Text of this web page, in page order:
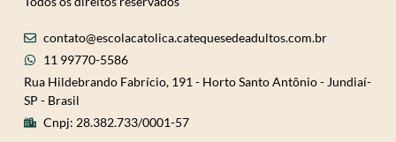
contato@escolacatolica.catequesedeadultos.com.br
11 99770-5586
Rua Hildebrando Fabrício, 191 - Horto Santo Antônio - Jundiaí-
SP - Brasil
Cnpj: 28.382.733/0001-57